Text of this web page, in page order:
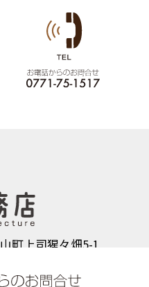
町上司猩々畑5-1
72-0272
all rights reserved.